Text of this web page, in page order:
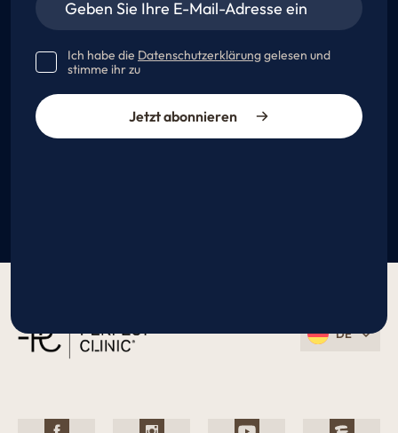
Ich habe die Datenschutzerklärunggelesen und
stimme ihr zu
Jetzt abonnieren
DE